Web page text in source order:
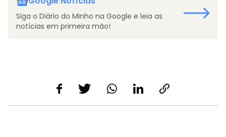
Siga o Diário do Minho na Google e leia as
notícias em primeira mão!